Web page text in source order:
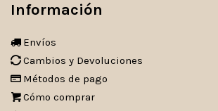
Información
Envíos
Cambios y Devoluciones
Métodos de pago
Cómo comprar